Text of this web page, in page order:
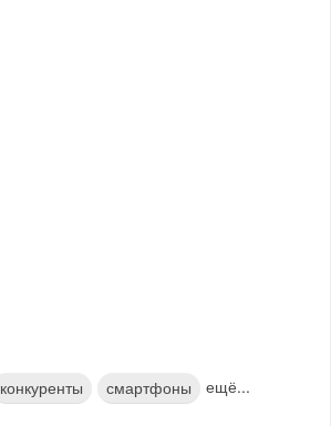
конкуренты смартфоны ещё...